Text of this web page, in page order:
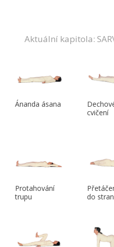
Aktuální kapitola:
Ánanda ásana
cvičení
Protahování
trupu
do stran